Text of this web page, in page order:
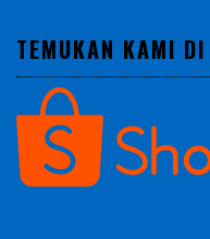
TEMUKAN KAMI